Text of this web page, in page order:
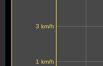
1 km/h
3 km/h